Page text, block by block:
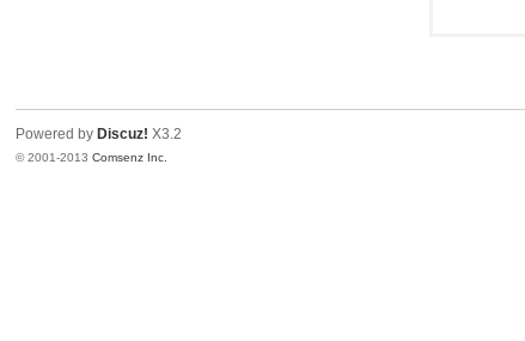
Powered by Discuz! X3.2
© 2001-2013Comsenz Inc.